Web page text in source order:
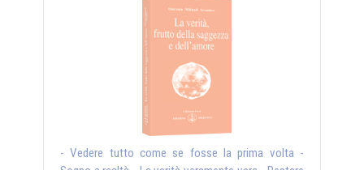
- Vedere tutto come se fosse la prima volta -